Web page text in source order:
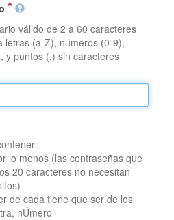
válido de 2 a 60 caracteres
letras (a-Z), números (0-9),
y puntos (.) sin caracteres
lo menos (las contraseñas que
20 caracteres no necesitan
de cada tiene que ser de los
nÚmero